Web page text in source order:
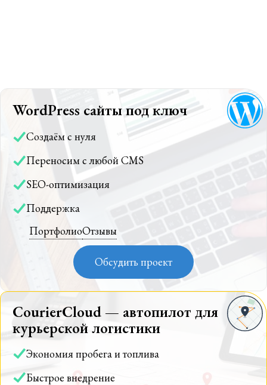
WordPress сайты под ключ
Создаём с нуля
Переносим с любой CMS
SEO-оптимизация
Поддержка
ПортфолиоОтзывы
Обсудить проект
CourierCloud — автопилот для
курьерской логистики
Экономия пробега и топлива
Быстрое внедрение